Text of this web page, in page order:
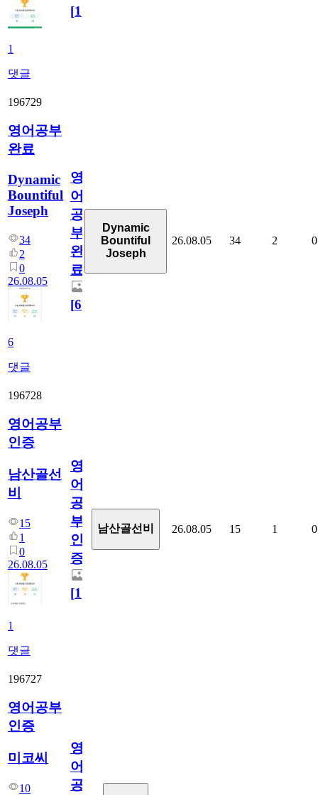
1
댓글
[1]
196729
영어공부
완료
Dynamic
Bountiful
Joseph
34
2
0
26.08.05
6
댓글
영
어
공
부
완
료
[6]
Dynamic
Bountiful
Joseph
26.08.05 34 2 0
196728
영어공부
인증
남산골선
비
15
1
0
26.08.05
1
댓글
영
어
공
부
인
증
[1]
남산골선비 26.08.05 15 1 0
196727
영어공부
인증
미코씨
10
영
어
공